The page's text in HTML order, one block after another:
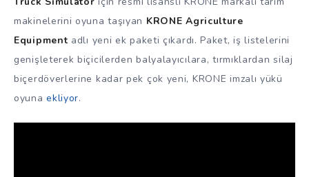
makinelerini oyuna taşıyan KRONE Agriculture
Equipment adlı yeni ek paketi çıkardı. Paket, iş listelerini
genişleterek biçicilerden balyalayıcılara, tırmıklardan silaj
biçerdöverlerine kadar pek çok yeni, KRONE imzalı yükü
oyunaekliyor.